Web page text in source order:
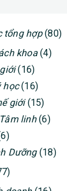
tổng hợp(80)
khoa(4)
(16)
học(16)
giới(15)
linh(6)
Dưỡng(18)